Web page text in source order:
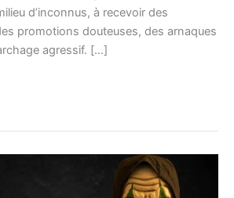
d’inconnus, à recevoir des
promotions douteuses, des arnaques
agressif. […]